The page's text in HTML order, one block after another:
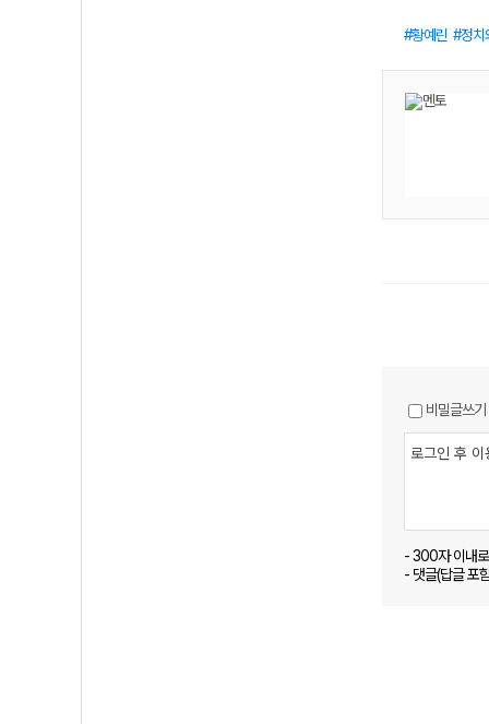
황예린 정치
비밀글쓰기
- 300자 이내
- 댓글(답글 포